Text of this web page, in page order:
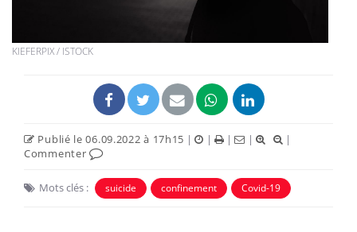
KIEFERPIX / ISTOCK
Publié le 06.09.2022 à 17h15 | | | |
|
Commenter
Mots clés : suicide confinement Covid-19